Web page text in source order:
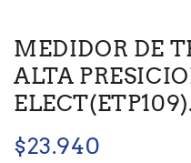
MEDIDOR DE
ALTA
$23.940